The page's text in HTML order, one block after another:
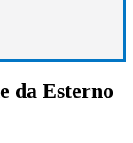
da Esterno